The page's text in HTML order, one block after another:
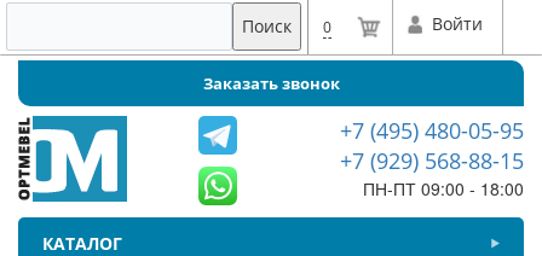
Поиск 0 Войти
Заказать звонок
+7 (495) 480-05-95
+7 (929) 568-88-15
ПН-ПТ 09:00 - 18:00
КАТАЛОГ